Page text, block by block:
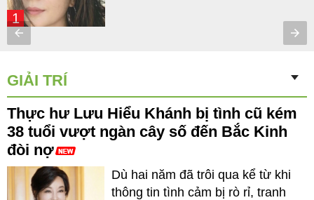
1
GIẢI TRÍ
Thực hư Lưu Hiểu Khánh bị tình cũ kém
38 tuổi vượt ngàn cây số đến Bắc Kinh
đòi nợ
Dù hai năm đã trôi qua kể từ khi
thông tin tình cảm bị rò rỉ, tranh